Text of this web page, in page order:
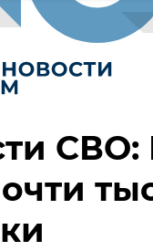
СВО: